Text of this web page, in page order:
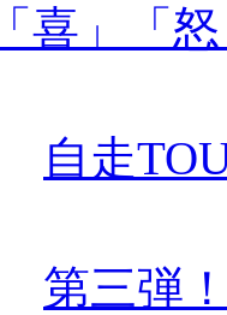
喜」「
自走
第三弾